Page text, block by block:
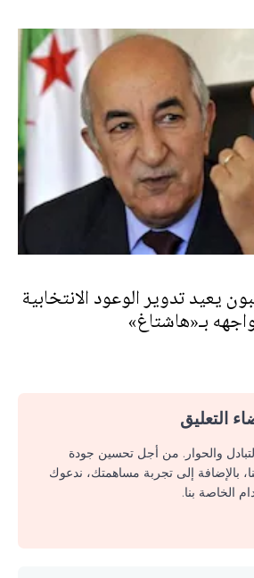
يعيد تدوير الوعود الانتخابية
بـ«هاشتاغ»
التعليق
والحوار. من أجل تحسين جودة
بالإضافة إلى تجربة مساهمتك، ندعوك
الخاصة بنا.